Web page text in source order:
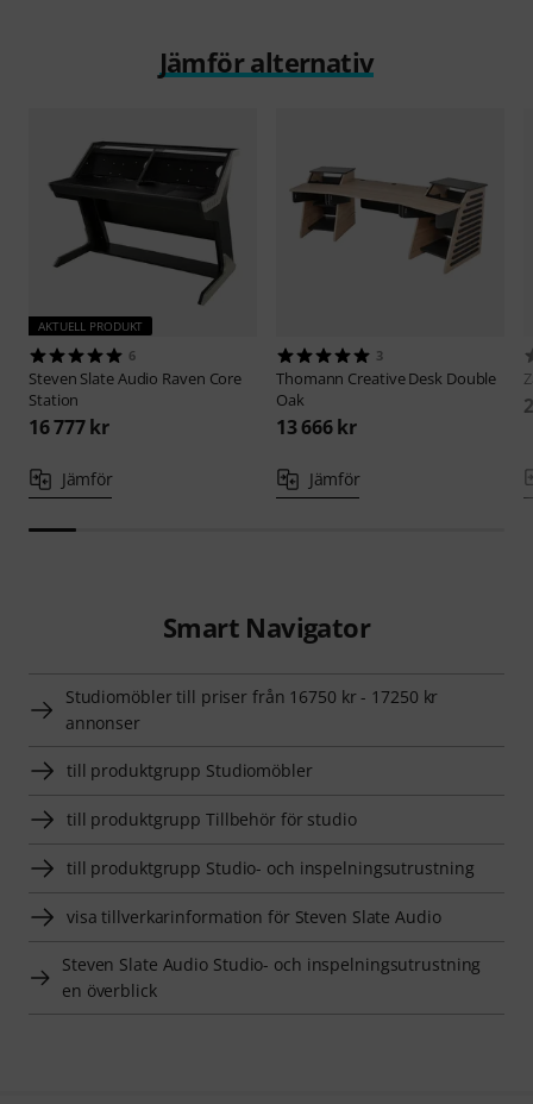
Jämför alternativ
AKTUELL PRODUKT
6
Steven Slate Audio Raven Core
Station
16 777 kr
Jämför
3
Thomann Creative Desk Double
Oak
13 666 kr
Jämför
Smart Navigator
Studiomöbler till priser från 16750 kr - 17250 kr
annonser
till produktgrupp Studiomöbler
till produktgrupp Tillbehör för studio
till produktgrupp Studio- och inspelningsutrustning
visa tillverkarinformation för Steven Slate Audio
Steven Slate Audio Studio- och inspelningsutrustning
en överblick